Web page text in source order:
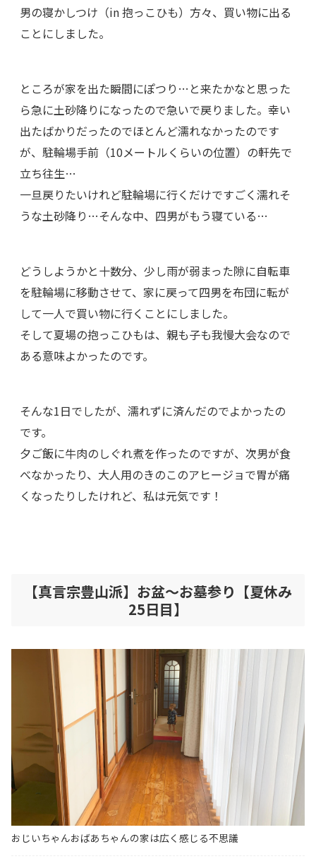
男の寝かしつけ（in 抱っこひも）方々、買い物に出る
ことにしました。
ところが家を出た瞬間にぽつり…と来たかなと思った
ら急に土砂降りになったので急いで戻りました。幸い
出たばかりだったのでほとんど濡れなかったのです
が、駐輪場手前（10メートルくらいの位置）の軒先で
立ち往生…
一旦戻りたいけれど駐輪場に行くだけですごく濡れそ
うな土砂降り…そんな中、四男がもう寝ている…
どうしようかと十数分、少し雨が弱まった隙に自転車
を駐輪場に移動させて、家に戻って四男を布団に転が
して一人で買い物に行くことにしました。
そして夏場の抱っこひもは、親も子も我慢大会なので
ある意味よかったのです。
そんな1日でしたが、濡れずに済んだのでよかったの
です。
夕ご飯に牛肉のしぐれ煮を作ったのですが、次男が食
べなかったり、大人用のきのこのアヒージョで胃が痛
くなったりしたけれど、私は元気です！
【真言宗豊山派】お盆～お墓参り【夏休み
25日目】
おじいちゃんおばあちゃんの家は広く感じる不思議